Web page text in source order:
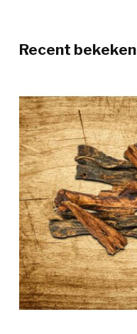
Recent bekeken